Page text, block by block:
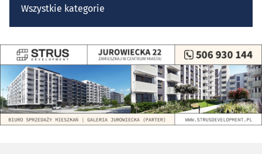
Wszystkie kategorie